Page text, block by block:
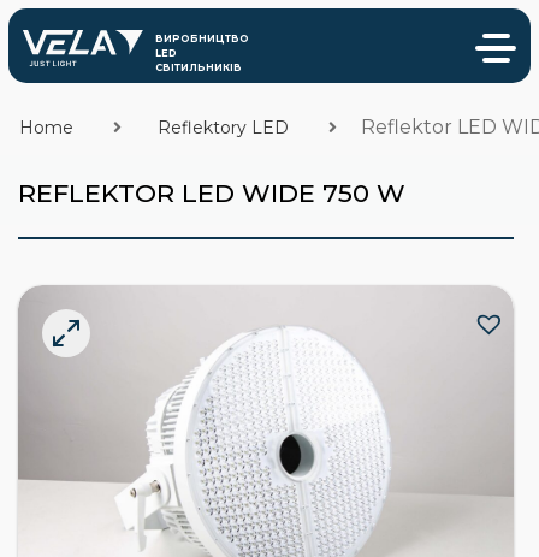
REFLEKTOR LED WIDE 750 W
Home Reflektory LED Reflektor LED